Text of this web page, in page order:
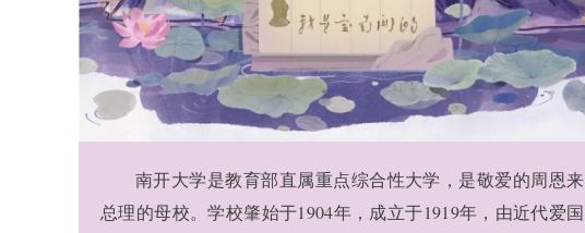
南开大学是教育部直属重点综合性大学，是敬爱的周恩来
总理的母校。学校肇始于1904年，成立于1919年，由近代爱国